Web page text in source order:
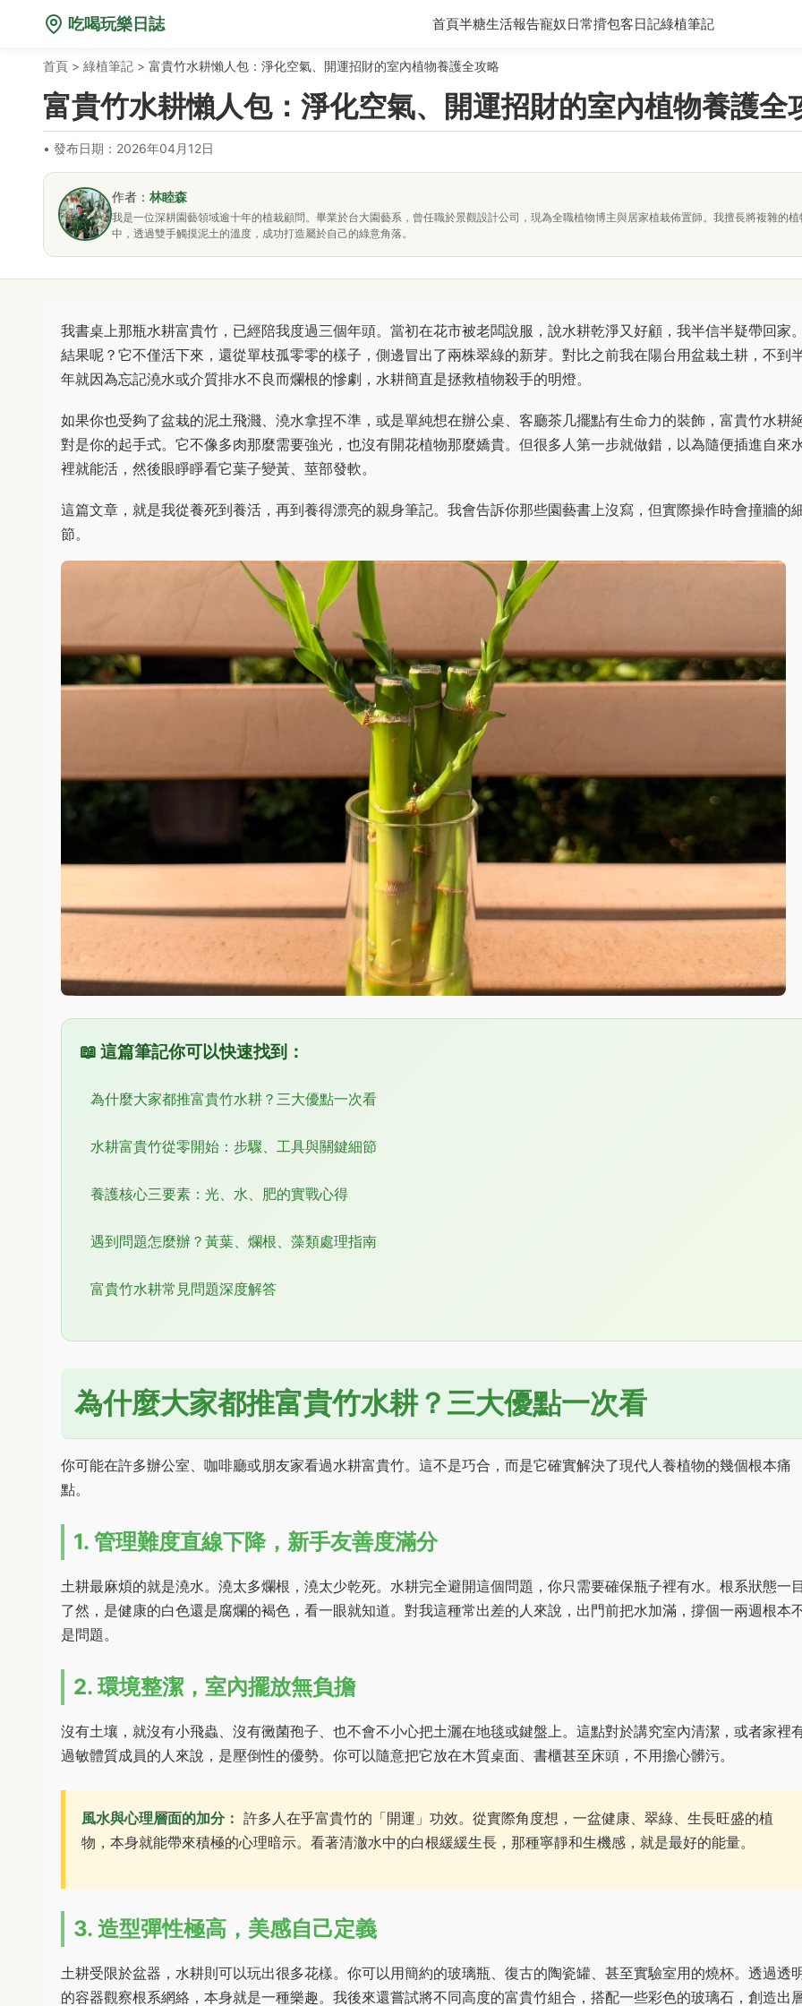
吃喝玩樂日誌 首頁半糖生活報告寵奴日常揹包客日記綠植筆記
首頁 > 綠植筆記 > 富貴竹水耕懶人包：淨化空氣、開運招財的室內植物養護全攻略
富貴竹水耕懶人包：淨化空氣、開運招財的室內植物養護全
• 發布日期：2026年04月12日
作者： 林睦森
我是一位深耕園藝領域逾十年的植栽顧問。畢業於台大園藝系，曾任職於景觀設計公司，現為全職植物博主與居家植栽佈置師。我擅長將複雜的
中，透過雙手觸摸泥土的溫度，成功打造屬於自己的綠意角落。
我書桌上那瓶水耕富貴竹，已經陪我度過三個年頭。當初在花市被老闆說服，說水耕乾淨又好顧，我半信半疑帶回家
結果呢？它不僅活下來，還從單枝孤零零的樣子，側邊冒出了兩株翠綠的新芽。對比之前我在陽台用盆栽土耕，不到
年就因為忘記澆水或介質排水不良而爛根的慘劇，水耕簡直是拯救植物殺手的明燈。
如果你也受夠了盆栽的泥土飛濺、澆水拿捏不準，或是單純想在辦公桌、客廳茶几擺點有生命力的裝飾，富貴竹水耕
對是你的起手式。它不像多肉那麼需要強光，也沒有開花植物那麼嬌貴。但很多人第一步就做錯，以為隨便插進自來
裡就能活，然後眼睜睜看它葉子變黃、莖部發軟。
這篇文章，就是我從養死到養活，再到養得漂亮的親身筆記。我會告訴你那些園藝書上沒寫，但實際操作時會撞牆的
節。
📖 這篇筆記你可以快速找到：
為什麼大家都推富貴竹水耕？三大優點一次看
水耕富貴竹從零開始：步驟、工具與關鍵細節
養護核心三要素：光、水、肥的實戰心得
遇到問題怎麼辦？黃葉、爛根、藻類處理指南
富貴竹水耕常見問題深度解答
為什麼大家都推富貴竹水耕？三大優點一次看
你可能在許多辦公室、咖啡廳或朋友家看過水耕富貴竹。這不是巧合，而是它確實解決了現代人養植物的幾個根本痛
點。
1. 管理難度直線下降，新手友善度滿分
土耕最麻煩的就是澆水。澆太多爛根，澆太少乾死。水耕完全避開這個問題，你只需要確保瓶子裡有水。根系狀態一
了然，是健康的白色還是腐爛的褐色，看一眼就知道。對我這種常出差的人來說，出門前把水加滿，撐個一兩週根本
是問題。
2. 環境整潔，室內擺放無負擔
沒有土壤，就沒有小飛蟲、沒有黴菌孢子、也不會不小心把土灑在地毯或鍵盤上。這點對於講究室內清潔，或者家裡
過敏體質成員的人來說，是壓倒性的優勢。你可以隨意把它放在木質桌面、書櫃甚至床頭，不用擔心髒污。
風水與心理層面的加分： 許多人在乎富貴竹的「開運」功效。從實際角度想，一盆健康、翠綠、生長旺盛的植
物，本身就能帶來積極的心理暗示。看著清澈水中的白根緩緩生長，那種寧靜和生機感，就是最好的能量。
3. 造型彈性極高，美感自己定義
土耕受限於盆器，水耕則可以玩出很多花樣。你可以用簡約的玻璃瓶、復古的陶瓷罐、甚至實驗室用的燒杯。透過透
的容器觀察根系網絡，本身就是一種樂趣。我後來還嘗試將不同高度的富貴竹組合，搭配一些彩色的玻璃石，創造出